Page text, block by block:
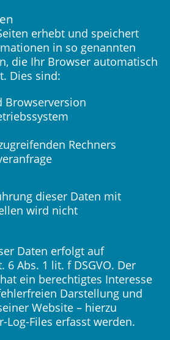
erhebt und speichert
in so genannten
die Ihr Browser automatisch
Dies sind:
Browserversion
Rechners
dieser Daten mit
wird nicht
Daten erfolgt auf
6 Abs. 1 lit. f DSGVO. Der
ein berechtigtes Interesse
Darstellung und
Website – hierzu
Log-Files erfasst werden.